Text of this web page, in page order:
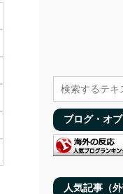
ブログ・オ
人気記事（外